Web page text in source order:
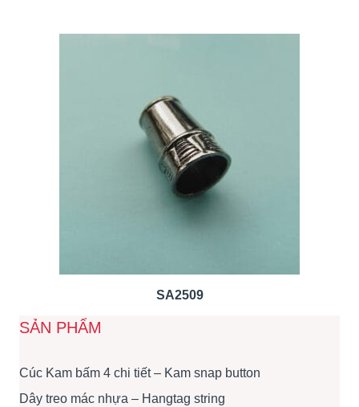
SA2509
SẢN PHẨM
Cúc Kam bấm 4 chi tiết – Kam snap button
Dây treo mác nhựa – Hangtag string